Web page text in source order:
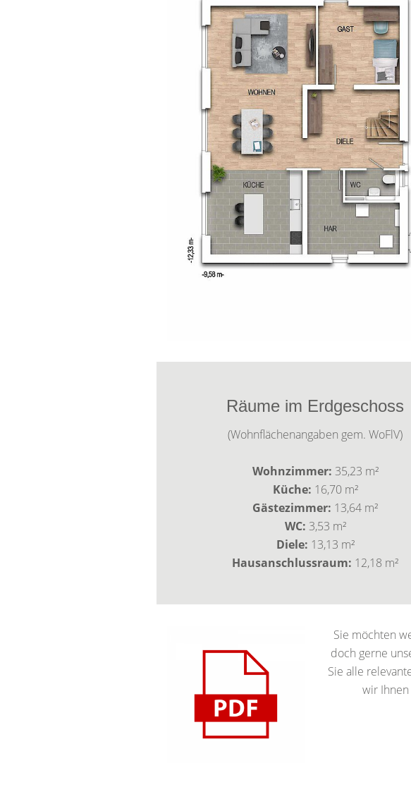
Räume im Erdgeschoss
(Wohnflächenangaben gem. WoFlV)
Wohnzimmer: 35,23 m²
Küche: 16,70 m²
Gästezimmer: 13,64 m²
WC: 3,53 m²
Diele: 13,13 m²
Hausanschlussraum: 12,18 m²
Sie möchten
doch gerne
Sie alle
wir